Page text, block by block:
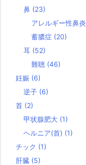
鼻 (23)
アレルギー性鼻炎
蓄膿症 (20)
耳 (52)
難聴 (46)
妊娠 (6)
逆子 (6)
首 (2)
甲状腺肥大 (1)
ヘルニア(首) (1)
チック (1)
肝臓 (5)